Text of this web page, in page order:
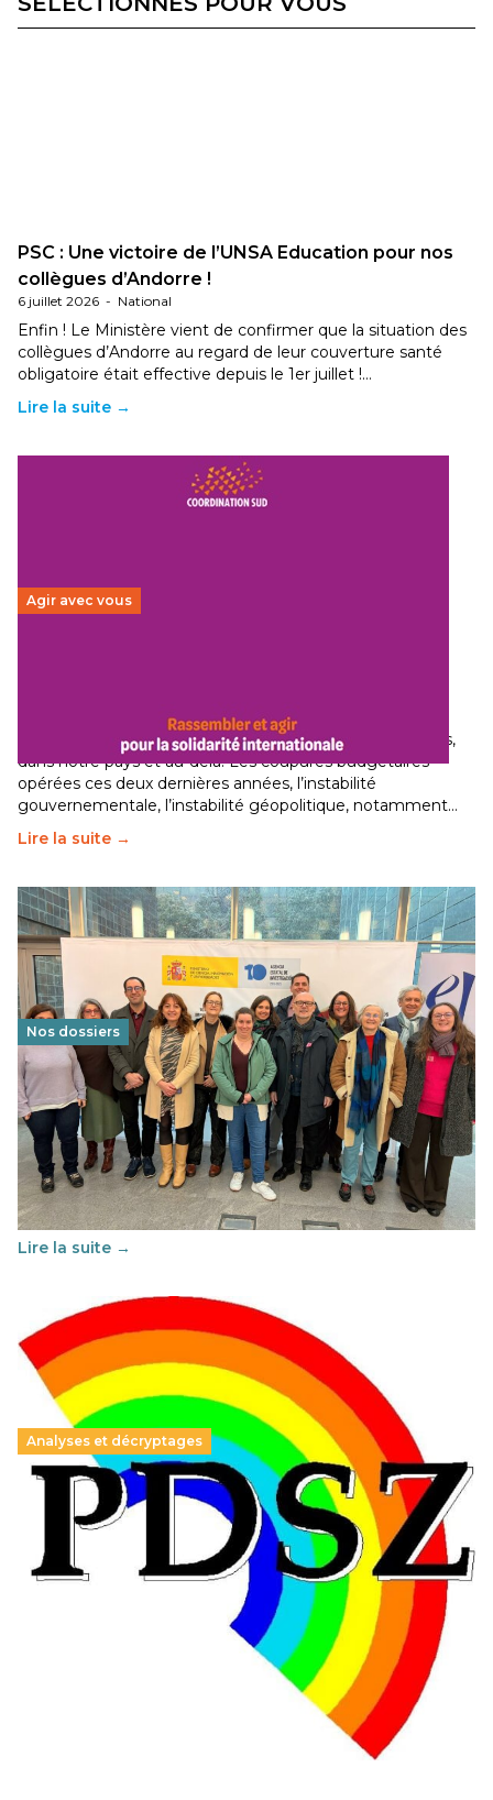
PSC : Une victoire de l’UNSA Education pour nos
collègues d’Andorre !
6 juillet 2026 - National
Enfin ! Le Ministère vient de confirmer que la situation des
collègues d’Andorre au regard de leur couverture santé
obligatoire était effective depuis le 1er juillet !…
Lire la suite →
Agir avec vous
Le secteur humanitaire connaît des difficultés profondes,
dans notre pays et au-delà. Les coupures budgétaires
opérées ces deux dernières années, l’instabilité
gouvernementale, l’instabilité géopolitique, notamment…
Lire la suite →
Nos dossiers
Éducation au vivre-ensemble : un échange croisé
franco-espagnol pour changer d’approche
29 juin 2026-National
Cette année, l'UNSA Éducation a mené un projet Erasmus
soutenu par l'union Européenne et centré sur l'éducation
au vivre-ensemble : quelles différences entre la France…
Lire la suite →
Analyses et décryptages
Hongrie : du changement pour les politiques
éducatives, aussi !
25 juin 2026
En Hongrie, le conservateur Peter Magyar et son parti
Tisza "Respect et liberté" ont remporté une large victoire,
contre le premier ministre sortant, Viktor Orban,…